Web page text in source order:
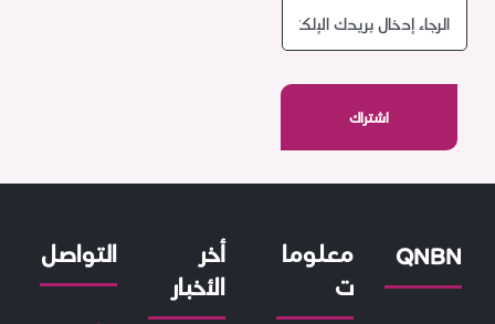
QNBN
معلوما
ت
أخر
الأخبار
التواصل